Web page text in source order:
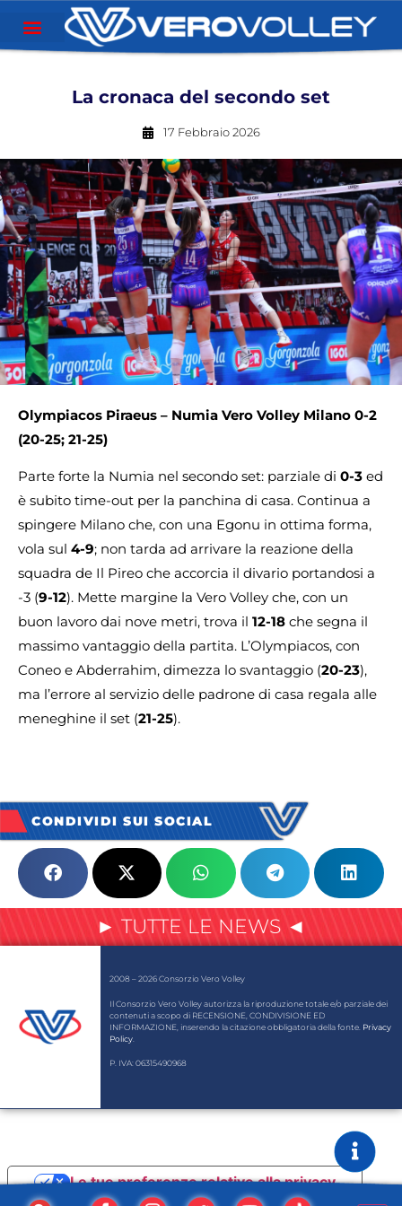
La cronaca del secondo set
17 Febbraio 2026
Olympiacos Piraeus – Numia Vero Volley Milano 0-2
(20-25; 21-25)
Parte forte la Numia nel secondo set: parziale di 0-3 ed
è subito time-out per la panchina di casa. Continua a
spingere Milano che, con una Egonu in ottima forma,
vola sul 4-9; non tarda ad arrivare la reazione della
squadra de Il Pireo che accorcia il divario portandosi a
-3 (9-12). Mette margine la Vero Volley che, con un
buon lavoro dai nove metri, trova il 12-18 che segna il
massimo vantaggio della partita. L’Olympiacos, con
Coneo e Abderrahim, dimezza lo svantaggio (20-23),
ma l’errore al servizio delle padrone di casa regala alle
meneghine il set (21-25).
CONDIVIDI SUI SOCIAL
► TUTTE LE NEWS ◄
2008 – 2026 Consorzio Vero Volley
Il Consorzio Vero Volley autorizza la riproduzione totale e/o parziale dei
contenuti a scopo di RECENSIONE, CONDIVISIONE ED
INFORMAZIONE, inserendo la citazione obbligatoria della fonte. Privacy
Policy
P. IVA: 06315490968
Le tue preferenze relative alla privacy